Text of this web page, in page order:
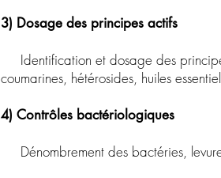
3) Dosage des principes actifs
Identification et dosage des
coumarines, hétérosides, huiles
4) Contrôles bactériologiques
Dénombrement des bactéries,